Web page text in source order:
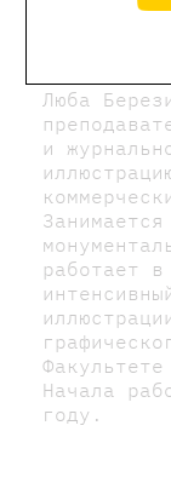
Люба
и
работает
Начала
году.